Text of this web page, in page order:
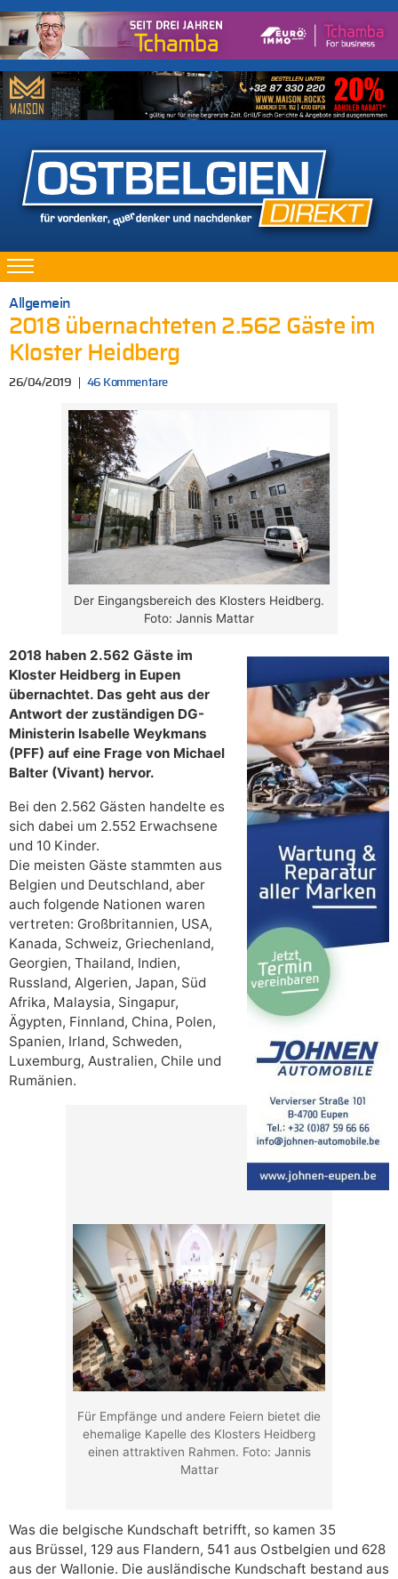
Allgemein
2018 übernachteten 2.562 Gäste im
Kloster Heidberg
26/04/2019 46 Kommentare
Der Eingangsbereich des Klosters Heidberg.
Foto: Jannis Mattar
2018 haben 2.562 Gäste im
Kloster Heidberg in Eupen
übernachtet. Das geht aus der
Antwort der zuständigen DG-
Ministerin Isabelle Weykmans
(PFF) auf eine Frage von Michael
Balter (Vivant) hervor.
Bei den 2.562 Gästen handelte es
sich dabei um 2.552 Erwachsene
und 10 Kinder.
Die meisten Gäste stammten aus
Belgien und Deutschland, aber
auch folgende Nationen waren
vertreten: Großbritannien, USA,
Kanada, Schweiz, Griechenland,
Georgien, Thailand, Indien,
Russland, Algerien, Japan, Süd
Afrika, Malaysia, Singapur,
Ägypten, Finnland, China, Polen,
Spanien, Irland, Schweden,
Luxemburg, Australien, Chile und
Rumänien.
Für Empfänge und andere Feiern bietet die
ehemalige Kapelle des Klosters Heidberg
einen attraktiven Rahmen. Foto: Jannis
Mattar
Was die belgische Kundschaft betrifft, so kamen 35
aus Brüssel, 129 aus Flandern, 541 aus Ostbelgien und 628
aus der Wallonie. Die ausländische Kundschaft bestand aus